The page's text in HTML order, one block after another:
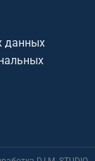
данных